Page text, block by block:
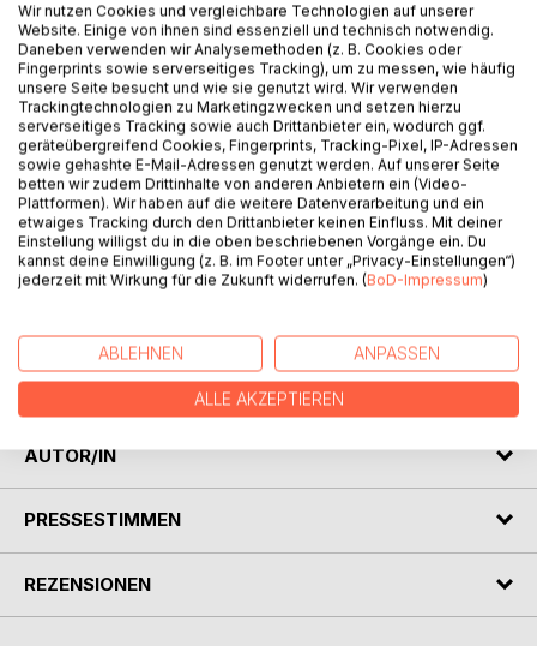
BESCHREIBUNG
Gedichte, die ich geschrieben habe, seit ich zwanzig bin
aus allen Bereichen meiner emotionalen Entwicklung.
Oft als Notausgang, wenn ich mit meinen Gefühlen nicht
In den Gedichten komprimiere ich das Ungesagte,
beschreibe mein Innerstes und zeige einen Teil meiner
verletzlichen Seele.
AUTOR/IN
PRESSESTIMMEN
REZENSIONEN
Wir nutzen Cookies und vergleichbare Technologien auf unserer
Website. Einige von ihnen sind essenziell und technisch notwendig.
Daneben verwenden wir Analysemethoden (z. B. Cookies oder
Fingerprints sowie serverseitiges Tracking), um zu messen, wie häufig
unsere Seite besucht und wie sie genutzt wird. Wir verwenden
Trackingtechnologien zu Marketingzwecken und setzen hierzu
serverseitiges Tracking sowie auch Drittanbieter ein, wodurch ggf.
geräteübergreifend Cookies, Fingerprints, Tracking-Pixel, IP-Adressen
sowie gehashte E-Mail-Adressen genutzt werden. Auf unserer Seite
betten wir zudem Drittinhalte von anderen Anbietern ein (Video-
Plattformen). Wir haben auf die weitere Datenverarbeitung und ein
etwaiges Tracking durch den Drittanbieter keinen Einfluss. Mit deiner
Einstellung willigst du in die oben beschriebenen Vorgänge ein. Du
kannst deine Einwilligung (z. B. im Footer unter „Privacy-Einstellungen“)
jederzeit mit Wirkung für die Zukunft widerrufen. (BoD-Impressum)
ABLEHNEN ANPASSEN
ALLE AKZEPTIEREN